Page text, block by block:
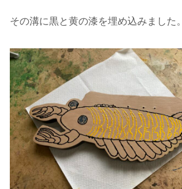
その溝に黒と黄の漆を埋め込みました。